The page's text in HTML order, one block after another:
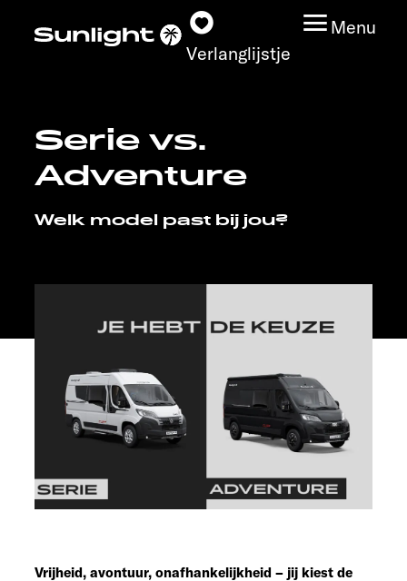
Verlanglijstje
Menu
Modeloverzicht
Service
Serie vs.
Adventure
Welk model past bij jou?
Vrijheid, avontuur, onafhankelijkheid – jij kiest de